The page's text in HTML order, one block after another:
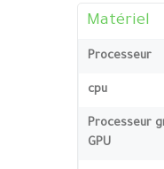
Matériel
Processeur
cpu
Processeur
GPU